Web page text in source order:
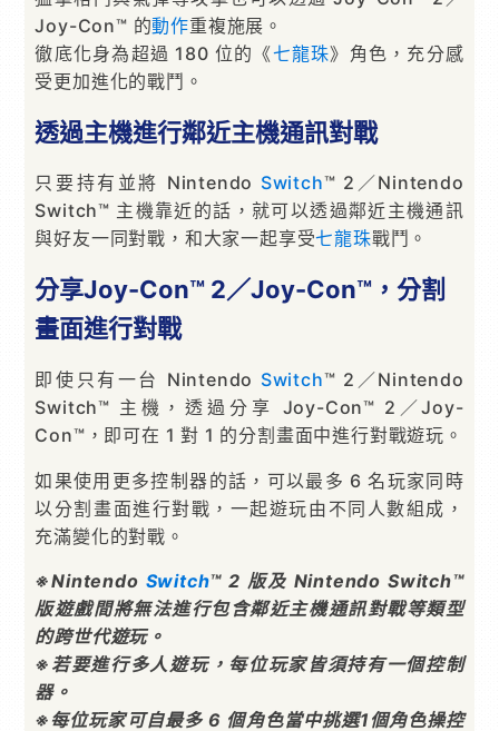
Joy-Con™ 的動作重複施展。
徹底化身為超過 180 位的《七龍珠》角色，充分感
受更加進化的戰鬥。
透過主機進行鄰近主機通訊對戰
只要持有並將 Nintendo Switch™ 2／Nintendo
Switch™ 主機靠近的話，就可以透過鄰近主機通訊
與好友一同對戰，和大家一起享受七龍珠戰鬥。
分享Joy-Con™ 2／Joy-Con™，分割
畫面進行對戰
即使只有一台 Nintendo Switch™ 2／Nintendo
Switch™ 主機，透過分享 Joy-Con™ 2／Joy-
Con™，即可在 1 對 1 的分割畫面中進行對戰遊玩。
如果使用更多控制器的話，可以最多 6 名玩家同時
以分割畫面進行對戰，一起遊玩由不同人數組成，
充滿變化的對戰。
※Nintendo Switch™ 2 版及 Nintendo Switch™
版遊戲間將無法進行包含鄰近主機通訊對戰等類型
的跨世代遊玩。
※若要進行多人遊玩，每位玩家皆須持有一個控制
器。
※每位玩家可自最多 6 個角色當中挑選1個角色操控